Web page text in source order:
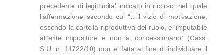
precedente di legittimita’ indicato in ricorso, nel quale
l’affermazione secondo cui “…il vizio di motivazione,
essendo la cartella riproduttiva del ruolo, e’ imputabile
all’ente impositore e non al concessionario” (Cass.
S.U. n. 11722/10) non e’ fatta al fine di individuare il